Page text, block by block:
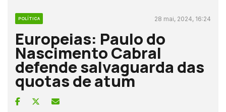
POLÍTICA 28 mai, 2024, 16:24
Europeias: Paulo do
Nascimento Cabral
defende salvaguarda das
quotas de atum